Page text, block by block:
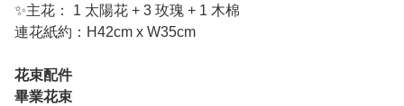
✨主花： 1 太陽花 + 3 玫瑰 + 1 木棉
連花紙約：H42cm x W35cm
花束配件
畢業花束